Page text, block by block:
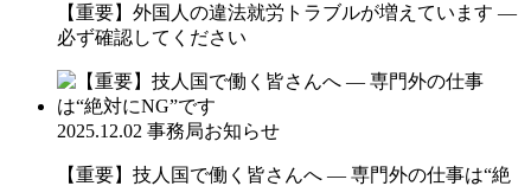
【重要】外国人の違法就労トラブルが増えています ―
必ず確認してください
2025.12.02 事務局お知らせ
【重要】技人国で働く皆さんへ ― 専門外の仕事は“絶